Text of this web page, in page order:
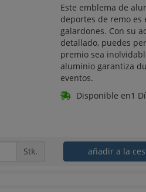
Este emblema de
deportes de remo
galardones. Con su
detallado, puedes
premio sea
aluminio garantiza
eventos.
Disponible en1
Stk. añadir a la